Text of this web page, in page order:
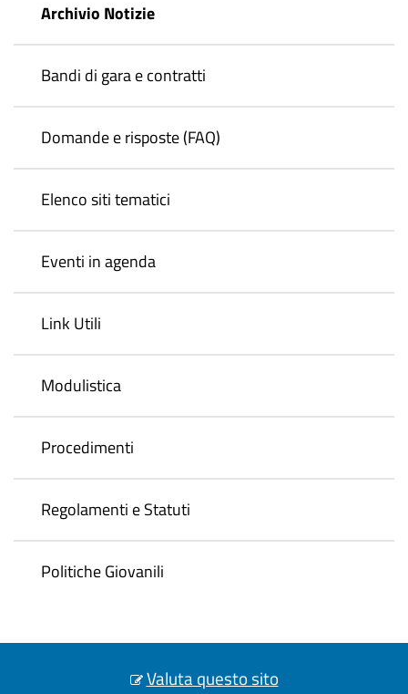
Archivio Notizie
Bandi di gara e contratti
Domande e risposte (FAQ)
Elenco siti tematici
Eventi in agenda
Link Utili
Modulistica
Procedimenti
Regolamenti e Statuti
Politiche Giovanili
Valuta questo sito